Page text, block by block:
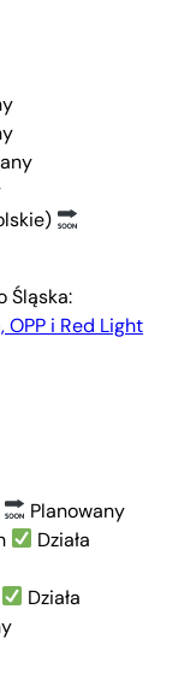
Śląska:
i Red Light
Planowany
Działa
Działa